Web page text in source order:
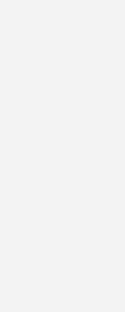
machen, wie sie diesen
kann. Sprich: Wir
auf die
Förderpolitik, die auch
den mittelfristigen
gerecht wird.“
dem GEB